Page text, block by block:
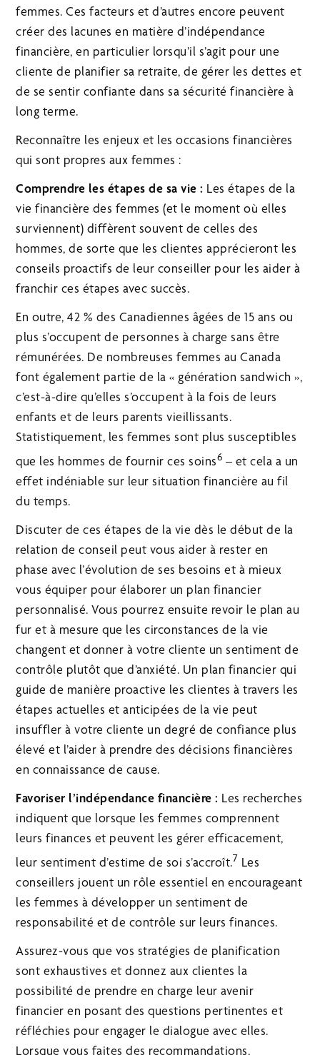
femmes. Ces facteurs et d’autres encore peuvent
créer des lacunes en matière d’indépendance
financière, en particulier lorsqu’il s’agit pour une
cliente de planifier sa retraite, de gérer les dettes et
de se sentir confiante dans sa sécurité financière à
long terme.
Reconnaître les enjeux et les occasions financières
qui sont propres aux femmes :
Comprendre les étapes de sa vie : Les étapes de la
vie financière des femmes (et le moment où elles
surviennent) diffèrent souvent de celles des
hommes, de sorte que les clientes apprécieront les
conseils proactifs de leur conseiller pour les aider à
franchir ces étapes avec succès.
En outre, 42 % des Canadiennes âgées de 15 ans ou
plus s’occupent de personnes à charge sans être
rémunérées. De nombreuses femmes au Canada
font également partie de la « génération sandwich »,
c’est-à-dire qu’elles s’occupent à la fois de leurs
enfants et de leurs parents vieillissants.
Statistiquement, les femmes sont plus susceptibles
que les hommes de fournir ces soins6 – et cela a un
effet indéniable sur leur situation financière au fil
du temps.
Discuter de ces étapes de la vie dès le début de la
relation de conseil peut vous aider à rester en
phase avec l’évolution de ses besoins et à mieux
vous équiper pour élaborer un plan financier
personnalisé. Vous pourrez ensuite revoir le plan au
fur et à mesure que les circonstances de la vie
changent et donner à votre cliente un sentiment de
contrôle plutôt que d’anxiété. Un plan financier qui
guide de manière proactive les clientes à travers les
étapes actuelles et anticipées de la vie peut
insuffler à votre cliente un degré de confiance plus
élevé et l’aider à prendre des décisions financières
en connaissance de cause.
Favoriser l’indépendance financière : Les recherches
indiquent que lorsque les femmes comprennent
leurs finances et peuvent les gérer efficacement,
leur sentiment d’estime de soi s’accroît.7 Les
conseillers jouent un rôle essentiel en encourageant
les femmes à développer un sentiment de
responsabilité et de contrôle sur leurs finances.
Assurez-vous que vos stratégies de planification
sont exhaustives et donnez aux clientes la
possibilité de prendre en charge leur avenir
financier en posant des questions pertinentes et
réfléchies pour engager le dialogue avec elles.
Lorsque vous faites des recommandations,